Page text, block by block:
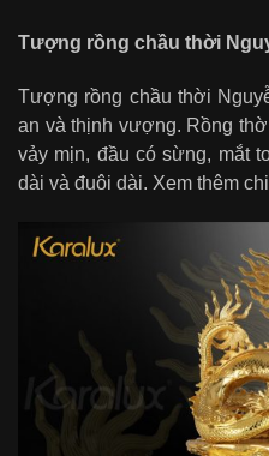
Tượng rồng chầu thời
Tượng rồng chầu thời
an và thịnh vượng. Rồng
vảy mịn, đầu có sừng, mắt
dài và đuôi dài. Xem thêm